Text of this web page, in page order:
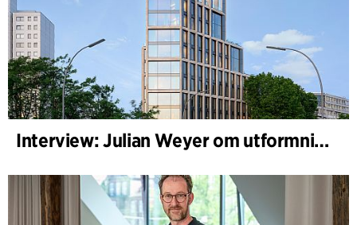
Interview: Julian Weyer om utformningen av B-One